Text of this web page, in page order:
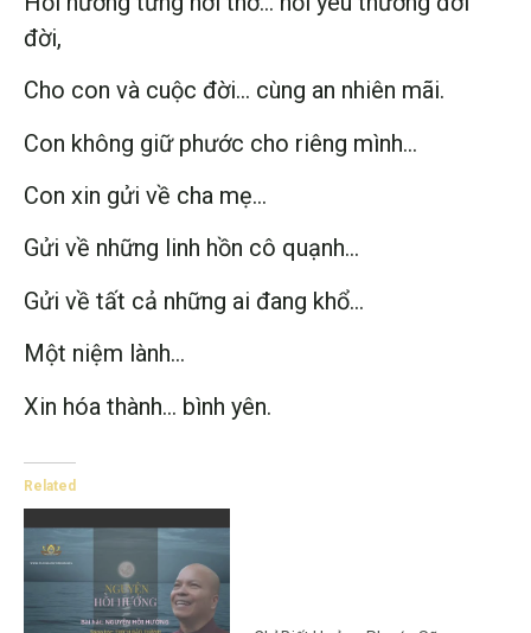
đời,
Cho con và cuộc đời… cùng an nhiên mãi.
Con không giữ phước cho riêng mình…
Con xin gửi về cha mẹ…
Gửi về những linh hồn cô quạnh…
Gửi về tất cả những ai đang khổ…
Một niệm lành…
Xin hóa thành… bình yên.
Related